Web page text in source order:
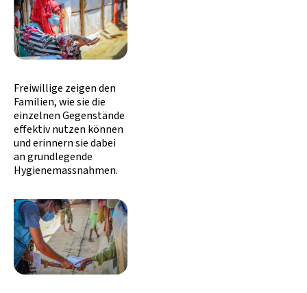
Freiwillige zeigen den
Familien, wie sie die
einzelnen Gegenstände
effektiv nutzen können
und erinnern sie dabei
an grundlegende
Hygienemassnahmen.